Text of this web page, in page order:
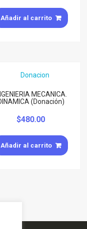
Añadir al carrito
MECANICA.
(Donación)
$480.00
Añadir al carrito